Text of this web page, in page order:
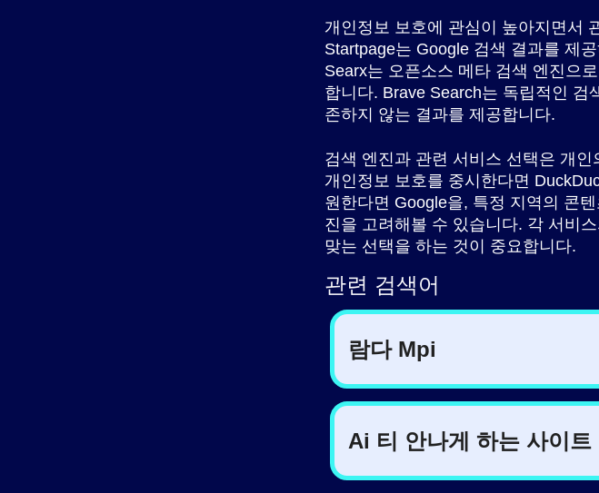
개인정보 보호에 관심이 높아지면서
Startpage는 Google 검색 결과를 제
Searx는 오픈소스 메타 검색 엔진으
합니다. Brave Search는 독립적인 검
존하지 않는 결과를 제공합니다.
검색 엔진과 관련 서비스 선택은 개
개인정보 보호를 중시한다면
원한다면 Google을, 특정 지역의 콘
진을 고려해볼 수 있습니다. 각 서비
맞는 선택을 하는 것이 중요합니다.